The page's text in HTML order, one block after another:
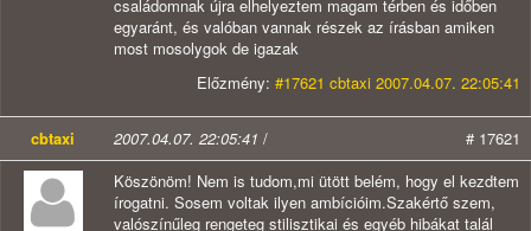
családomnak újra elhelyeztem magam térben és időben
egyaránt, és valóban vannak részek az írásban amiken
most mosolygok de igazak
Előzmény: #17621 cbtaxi 2007.04.07. 22:05:41
cbtaxi 2007.04.07. 22:05:41 /
# 17621
Köszönöm! Nem is tudom,mi ütött belém, hogy el kezdtem
írogatni. Sosem voltak ilyen ambícióim.Szakértő szem,
valószínűleg rengeteg stilisztikai és egyéb hibákat talál